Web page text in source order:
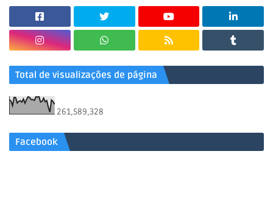
Total de visualizações de página
261,589,328
Facebook